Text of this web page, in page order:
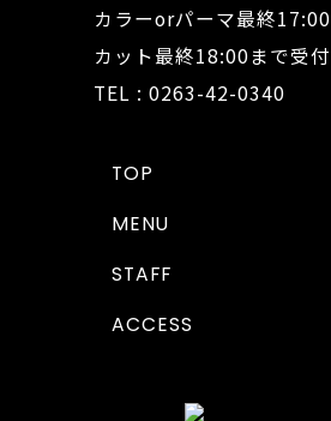
カラーorパーマ最終17:00
カット最終18:00まで受付
TEL : 0263-42-0340
TOP
MENU
STAFF
ACCESS